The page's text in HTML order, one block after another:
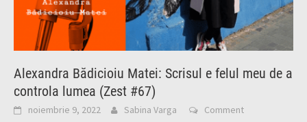
Alexandra Bădicioiu Matei: Scrisul e felul meu de a
controla lumea (Zest #67)
noiembrie 9, 2022 Sabina Varga Comment